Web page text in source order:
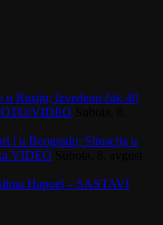
u Rusiju; Izvedeno čak 40
VIDEO
i u Beogradu; Situacija u
VIDEO
Hapoel – SASTAVI